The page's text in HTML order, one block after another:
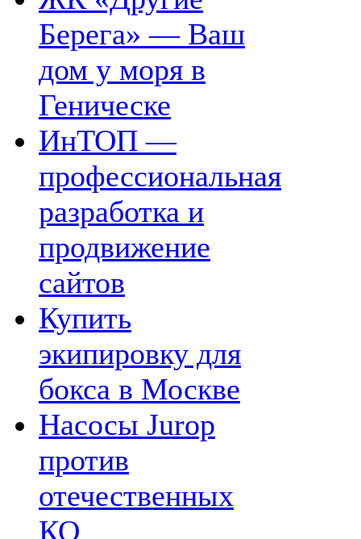
Берега» — Ваш
дом у моря в
Геническе
ИнТОП —
профессиональная
разработка и
продвижение
сайтов
Купить
экипировку для
бокса в Москве
Насосы Jurop
против
отечественных
КО